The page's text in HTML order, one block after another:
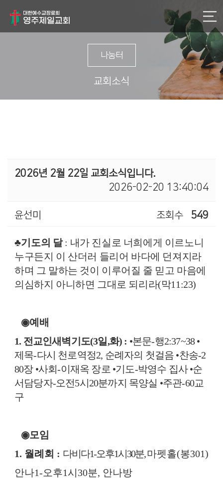
나눔터
교회소식
2026년 2월 22일 교회소식입니다.
2026-02-20 13:40:04
윤선미 조회수 549
♣기도의 달: 내가 진실로 너희에게 이르노니
누구든지 이 산더러 들리어 바다에 던져지라
하며 그 말하는 것이 이루어질 줄 믿고 마음에
의심하지 아니하면 그대로 되리라(막11:23)
◉예배
1. 전교인새벽기도(3일,화) : •본문-행2:37~38•
제목-다시 천로역정2, 순례자의 첫걸음 •찬송-2
80장 •사회-이재옥 장로 •기도-박영수 집사•순
서담당자-오전5시 20분까지 목양실 •주관-60교
구
◉모임
1. 월례회 : 다비다1-오후1시 30분,마펫홀(봉301)
안나1-오후1시 30분, 안나방